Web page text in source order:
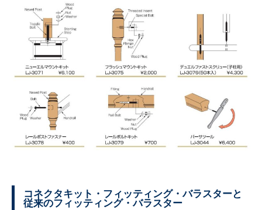
コネクタキット・フィッティング・バラスターと
従来のフィッティング・バラスター